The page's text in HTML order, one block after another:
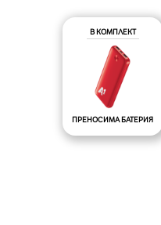
В КОМПЛЕКТ
ПРЕНОСИМА БАТЕРИЯ